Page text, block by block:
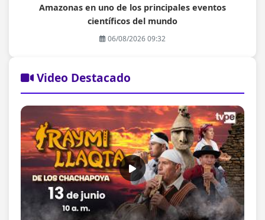
Amazonas en uno de los principales eventos
científicos del mundo
06/08/2026 09:32
Video Destacado